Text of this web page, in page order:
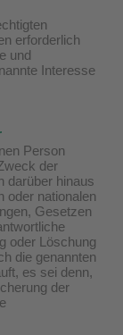
erforderlich
und
Interesse
Person
der
darüber hinaus
oder nationalen
Gesetzen
oder Löschung
die genannten
es sei denn,
der